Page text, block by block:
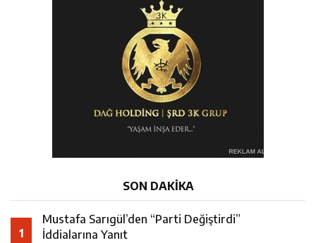
SON DAKİKA
1
Mustafa Sarıgül’den “Parti Değiştirdi”
İddialarına Yanıt